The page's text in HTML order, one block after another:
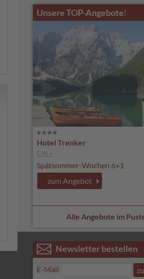
Unsere TOP-Angebote!
Hotel Trenker
CIN +
Spätsommer-Wochen 6+1
zum Angebot
Alle Angebote im
Newsletter bestellen
E-Mail